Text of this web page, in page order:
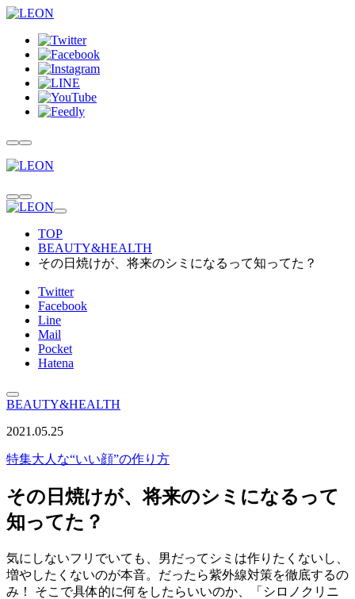
TOP
BEAUTY&HEALTH
その日焼けが、将来のシミになるって知ってた？
Twitter
Facebook
Line
Mail
Pocket
Hatena
BEAUTY&HEALTH
2021.05.25
特集大人な“いい顔”の作り方
その日焼けが、将来のシミになるって
知ってた？
気にしないフリでいても、男だってシミは作りたくないし、
増やしたくないのが本音。だったら紫外線対策を徹底するの
み！ そこで具体的に何をしたらいいのか、「シロノクリニ